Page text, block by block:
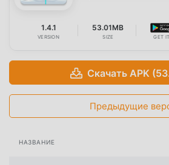
1.4.1
VERSION
53.01MB
SIZE GET
Скачать APK
Предыдущие
НАЗВАНИЕ